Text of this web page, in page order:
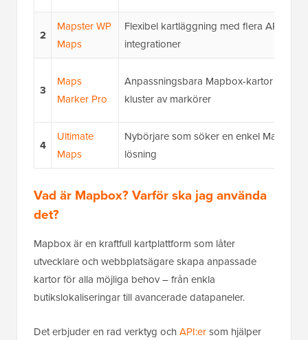
2
Mapster WP
Maps
Flexibel kartläggning med flera API-
integrationer
3
Maps
Marker Pro
Anpassningsbara Mapbox-kartor med
kluster av markörer
4
Ultimate
Maps
Nybörjare som söker en enkel Mapbox-
lösning
Vad är Mapbox? Varför ska jag använda
det?
Mapbox är en kraftfull kartplattform som låter
utvecklare och webbplatsägare skapa anpassade
kartor för alla möjliga behov – från enkla
butikslokaliseringar till avancerade datapaneler.
Det erbjuder en rad verktyg ochAPI:ersom hjälper